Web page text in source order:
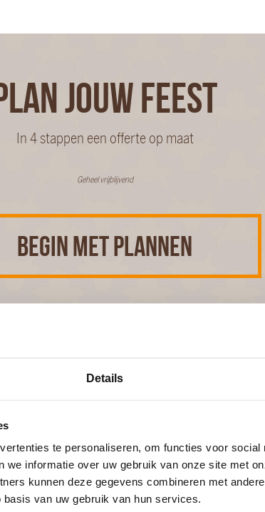
Details
te personaliseren, om functies voor social
we informatie over uw gebruik van onze site met
kunnen deze gegevens combineren met
van uw gebruik van hun services.
JOUW FEEST
In 4 stappen een offerte op maat
Geheel vrijblijvend
BEGIN MET PLANNEN
aan in Huizen voor iedere
cateringservices zien: